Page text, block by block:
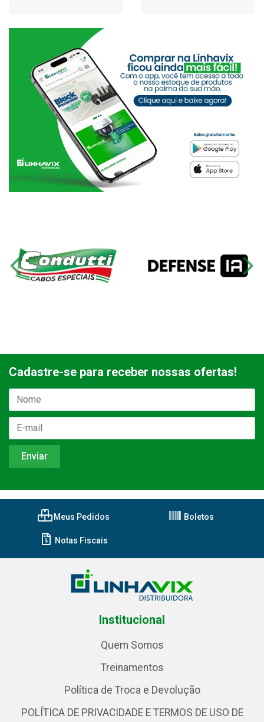
Cadastre-se para receber nossas ofertas!
Meus Pedidos Boletos
Notas Fiscais
Institucional
Quem Somos
Treinamentos
Política de Troca e Devolução
POLÍTICA DE PRIVACIDADE E TERMOS DE USO DE